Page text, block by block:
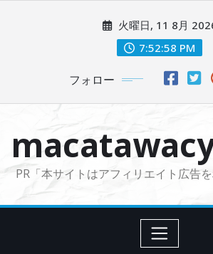
に
火曜日, 11 8月
7:52:59 PM
フォロー
PR「本サイトはアフィリエイト広告